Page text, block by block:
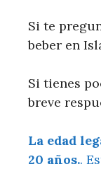
Si te
beber en
Si tienes
breve
La edad
20 años..